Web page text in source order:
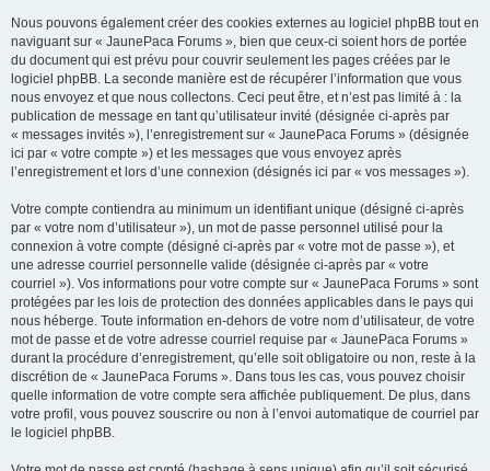
Nous pouvons également créer des cookies externes au logiciel phpBB tout en
naviguant sur « JaunePaca Forums », bien que ceux-ci soient hors de portée
du document qui est prévu pour couvrir seulement les pages créées par le
logiciel phpBB. La seconde manière est de récupérer l’information que vous
nous envoyez et que nous collectons. Ceci peut être, et n’est pas limité à : la
publication de message en tant qu’utilisateur invité (désignée ci-après par
« messages invités »), l’enregistrement sur « JaunePaca Forums » (désignée
ici par « votre compte ») et les messages que vous envoyez après
l’enregistrement et lors d’une connexion (désignés ici par « vos messages »).
Votre compte contiendra au minimum un identifiant unique (désigné ci-après
par « votre nom d’utilisateur »), un mot de passe personnel utilisé pour la
connexion à votre compte (désigné ci-après par « votre mot de passe »), et
une adresse courriel personnelle valide (désignée ci-après par « votre
courriel »). Vos informations pour votre compte sur « JaunePaca Forums » sont
protégées par les lois de protection des données applicables dans le pays qui
nous héberge. Toute information en-dehors de votre nom d’utilisateur, de votre
mot de passe et de votre adresse courriel requise par « JaunePaca Forums »
durant la procédure d’enregistrement, qu’elle soit obligatoire ou non, reste à la
discrétion de « JaunePaca Forums ». Dans tous les cas, vous pouvez choisir
quelle information de votre compte sera affichée publiquement. De plus, dans
votre profil, vous pouvez souscrire ou non à l’envoi automatique de courriel par
le logiciel phpBB.